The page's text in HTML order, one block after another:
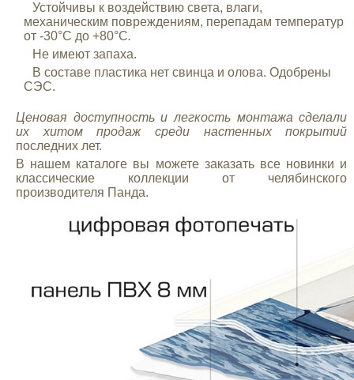
Устойчивы к воздействию света, влаги,
механическим повреждениям, перепадам температур
от -30°С до +80°С.
Не имеют запаха.
В составе пластика нет свинца и олова. Одобрены
СЭС.
Ценовая доступность и легкость монтажа сделали
их хитом продаж среди настенных покрытий
последних лет.
В нашем каталоге вы можете заказать все новинки и
классические коллекции от челябинского
производителя Панда.